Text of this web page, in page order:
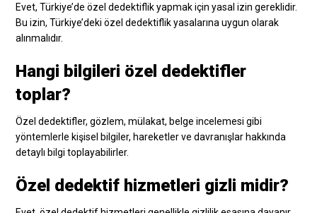
Evet, Türkiye’de özel dedektiflik yapmak için yasal izin gereklidir.
Bu izin, Türkiye’deki özel dedektiflik yasalarına uygun olarak
alınmalıdır.
Hangi bilgileri özel dedektifler
toplar?
Özel dedektifler, gözlem, mülakat, belge incelemesi gibi
yöntemlerle kişisel bilgiler, hareketler ve davranışlar hakkında
detaylı bilgi toplayabilirler.
Özel dedektif hizmetleri gizli midir?